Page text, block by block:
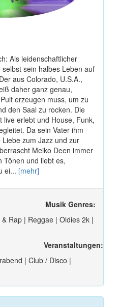
Als leidenschaftlicher
sein halbes Leben auf
aus Colorado, U.S.A.,
daher ganz genau,
erzeugen muss, um zu
den Saal zu rocken. Die
erlebt und House, Funk,
Da sein Vater ihm
zum Jazz und zur
Meiko Deen immer
Tönen und liebt es,
ei... [mehr]
Musik Genres:
Rap | Reggae | Oldies 2k |
Veranstaltungen:
| Club / Disco |